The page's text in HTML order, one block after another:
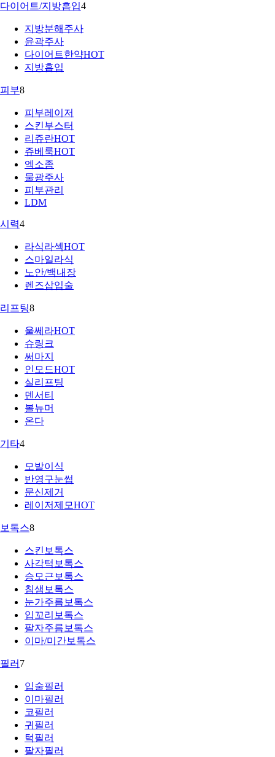
다이어트/지방흡입4
지방분해주사
윤곽주사
다이어트한약HOT
지방흡입
피부8
피부레이저
스킨부스터
리쥬란HOT
쥬베룩HOT
엑소좀
물광주사
피부관리
LDM
시력4
라식라섹HOT
스마일라식
노안/백내장
렌즈삽입술
리프팅8
울쎄라HOT
슈링크
써마지
인모드HOT
실리프팅
덴서티
볼뉴머
온다
기타4
모발이식
반영구눈썹
문신제거
레이저제모HOT
보톡스8
스킨보톡스
사각턱보톡스
승모근보톡스
침샘보톡스
눈가주름보톡스
입꼬리보톡스
팔자주름보톡스
이마/미간보톡스
필러 7
입술필러
이마필러
코필러
귀필러
턱필러
팔자필러